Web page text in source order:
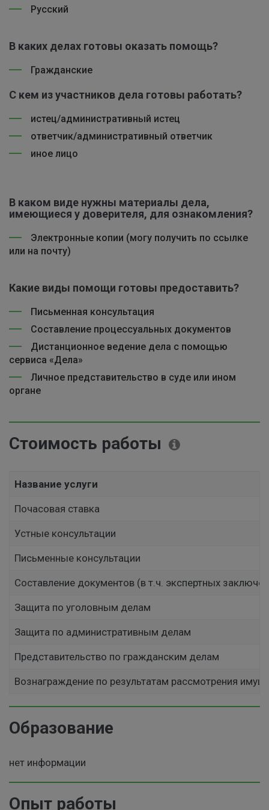
Русский
В каких делах готовы оказать помощь?
Гражданские
С кем из участников дела готовы работать?
истец/административный истец
ответчик/административный ответчик
иное лицо
В каком виде нужны материалы дела,
имеющиеся у доверителя, для ознакомления?
Электронные копии (могу получить по ссылке
или на почту)
Какие виды помощи готовы предоставить?
Письменная консультация
Составление процессуальных документов
Дистанционное ведение дела с помощью
сервиса «Дела»
Личное представительство в суде или ином
органе
Стоимость работы
Название услуги
Почасовая ставка
Устные консультации
Письменные консультации
Составление документов (в т.ч. экспертных
Защита по уголовным делам
Защита по административным делам
Представительство по гражданским делам
Вознаграждение по результатам рассмотрения
Образование
нет информации
Опыт работы